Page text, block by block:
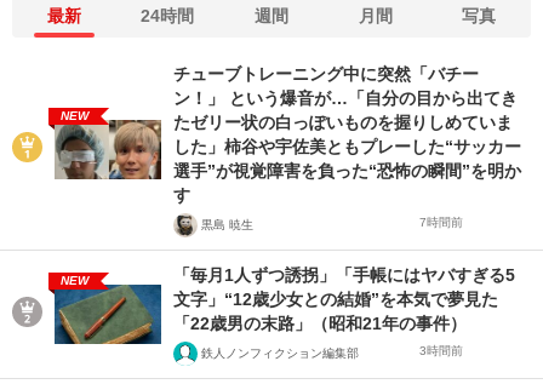
最新 24時間 週間 月間 写真
NEW
チューブトレーニング中に突然「バチー
ン！」 という爆音が…「自分の目から出てき
たゼリー状の白っぽいものを握りしめていま
した」柿谷や宇佐美ともプレーした“サッカー
選手”が視覚障害を負った“恐怖の瞬間”を明か
す
黒島 暁生 7時間前
NEW
「毎月1人ずつ誘拐」「手帳にはヤバすぎる5
文字」“12歳少女との結婚”を本気で夢見た
「22歳男の末路」（昭和21年の事件）
鉄人ノンフィクション編集部 3時間前